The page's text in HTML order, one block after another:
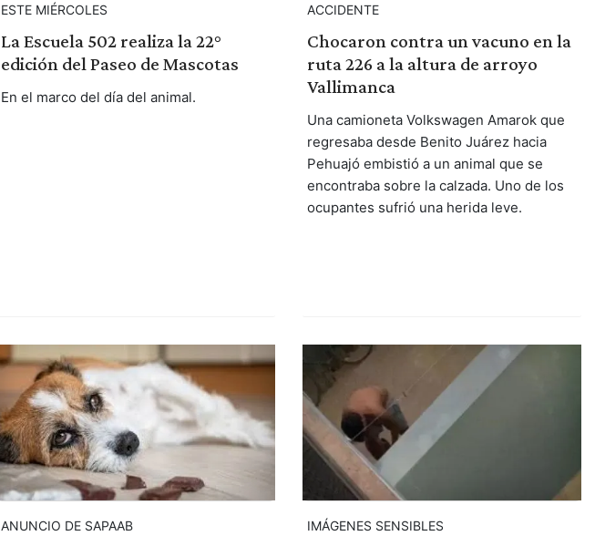
ESTE MIÉRCOLES
La Escuela 502 realiza la 22°
edición del Paseo de Mascotas
En el marco del día del animal.
ACCIDENTE
Chocaron contra un vacuno en la
ruta 226 a la altura de arroyo
Vallimanca
Una camioneta Volkswagen Amarok que
regresaba desde Benito Juárez hacia
Pehuajó embistió a un animal que se
encontraba sobre la calzada. Uno de los
ocupantes sufrió una herida leve.
ANUNCIO DE SAPAAB IMÁGENES SENSIBLES